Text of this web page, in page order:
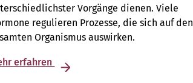
Vorgänge dienen. Viele
regulieren Prozesse, die sich auf den
Organismus auswirken.
erfahren